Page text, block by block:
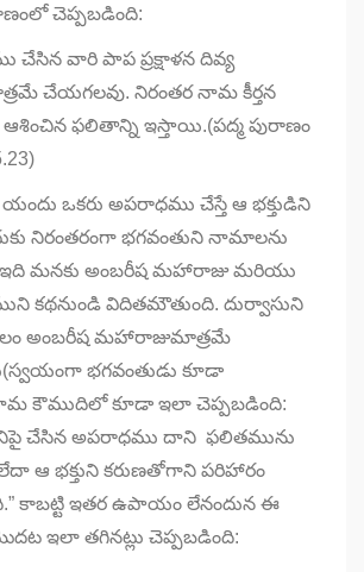
చెప్పబడింది:
వారి పాప ప్రక్షాళన దివ్య
చేయగలవు. నిరంతర నామ కీర్తన
ఆశించిన ఫలితాన్ని ఇస్తాయి.(పద్మ పురాణం
యందు ఒకరు అపరాధము చేస్తే ఆ భక్తుడిని
నిరంతరంగా భగవంతుని నామాలను
మనకు అంబరీష మహారాజు మరియు
కథనుండి విదితమౌతుంది. దుర్వాసుని
అంబరీష మహారాజుమాత్రమే
భగవంతుడు కూడా
నామ కౌముదిలో కూడా ఇలా చెప్పబడింది:
చేసిన అపరాధము దాని ఫలితమును
ఆ భక్తుని కరుణతోగాని పరిహారం
కాబట్టి ఇతర ఉపాయం లేనందున ఈ
ఇలా తగినట్లు చెప్పబడింది: